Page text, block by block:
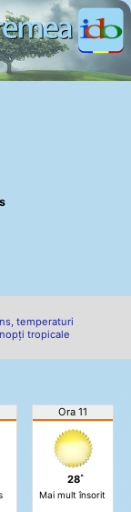
temperaturi
tropicale
Ora 11
28˚
Mai mult însorit